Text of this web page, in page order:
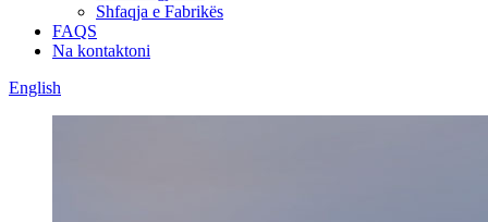
Shfaqja e Fabrikës
FAQS
Na kontaktoni
English